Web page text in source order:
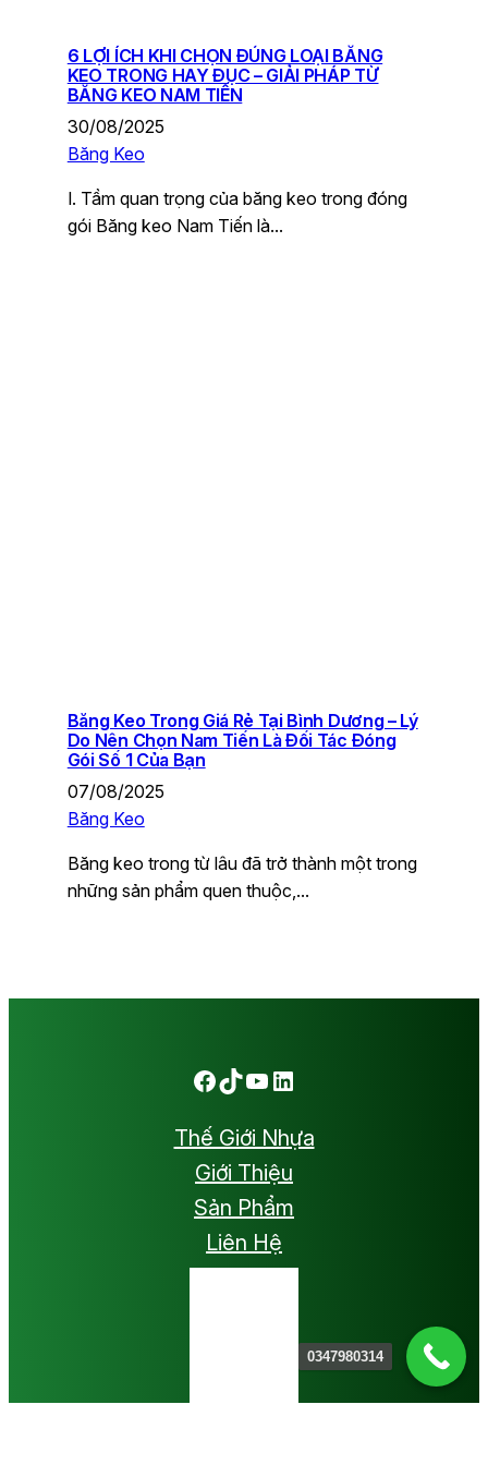
6 LỢI ÍCH KHI CHỌN ĐÚNG LOẠI BĂNG
KEO TRONG HAY ĐỤC – GIẢI PHÁP TỪ
BĂNG KEO NAM TIẾN
30/08/2025
Băng Keo
I. Tầm quan trọng của băng keo trong đóng
gói Băng keo Nam Tiến là…
Băng Keo Trong Giá Rẻ Tại Bình Dương – Lý
Do Nên Chọn Nam Tiến Là Đối Tác Đóng
Gói Số 1 Của Bạn
07/08/2025
Băng Keo
Băng keo trong từ lâu đã trở thành một trong
những sản phẩm quen thuộc,…
Facebook
TikTok
Youtube
LinkedIn
Thế Giới Nhựa
Giới Thiệu
Sản Phẩm
Liên Hệ
0347980314